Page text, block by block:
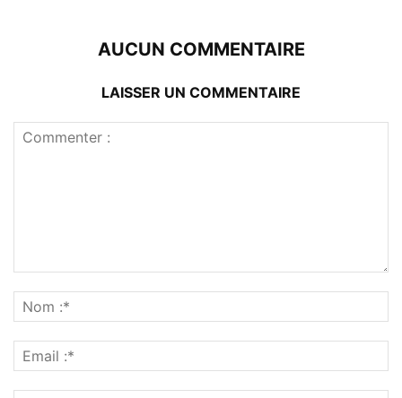
AUCUN COMMENTAIRE
LAISSER UN COMMENTAIRE